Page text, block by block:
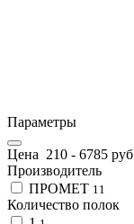
Параметры
Цена 210 - 6785 руб
Производитель
ПРОМЕТ 11
Количество полок